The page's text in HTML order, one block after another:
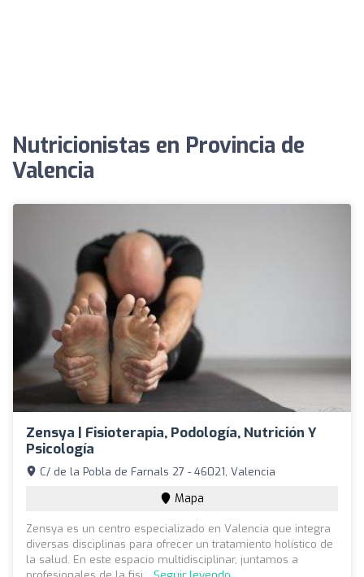
Nutricionistas en Provincia de
Valencia
Zensya | Fisioterapia, Podología, Nutrición Y
Psicología
C/ de la Pobla de Farnals 27 - 46021, Valencia
Mapa
Zensya es un centro especializado en Valencia que integra
diversas disciplinas para ofrecer un tratamiento holístico de
la salud. En este espacio multidisciplinar, juntamos a